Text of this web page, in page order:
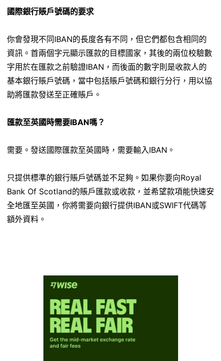
國際銀行賬戶號碼的要求
你會發現不同IBAN的長度各有不同，但它們都包含相同的
資訊。首兩個字元顯示匯款的目標國家，其後的兩位校驗數
字用於在匯款之前驗證IBAN，而後面的數字則是收款人的
基本銀行賬戶號碼，當中包括賬戶號碼和銀行分行，用以協
助將匯款發送至正確賬戶。
匯款至英國時需要IBAN嗎？
需要。發送國際匯款至英國時，需要輸入IBAN。
只提供標準的銀行賬戶號碼並不足夠。如果你要向Royal
Bank Of Scotland的賬戶匯款或收款，並希望款項能快速安
全地匯至英國，你將需要向銀行提供IBAN或SWIFT代碼等
額外資料。